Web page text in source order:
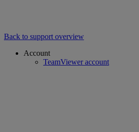
Back to support overview
Account
TeamViewer account